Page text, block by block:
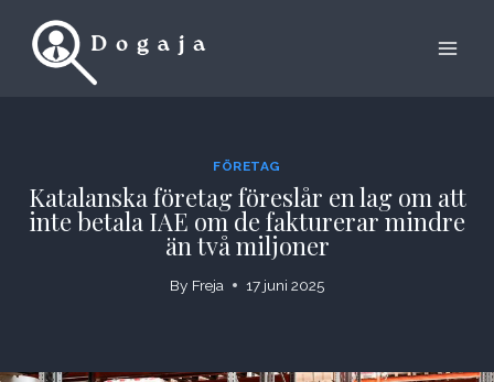
FÖRETAG
Katalanska företag föreslår en lag om att
inte betala IAE om de fakturerar mindre
än två miljoner
By Freja 17 juni 2025